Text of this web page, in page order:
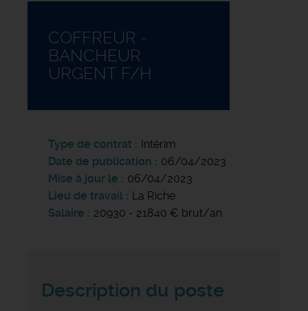
COFFREUR -
BANCHEUR
URGENT F/H
Type de contrat
Intérim
Date de publication
06/04/2023
Mise à jour le
06/04/2023
Lieu de travail
La Riche
Salaire
20930 - 21840 € brut/an
Description du poste